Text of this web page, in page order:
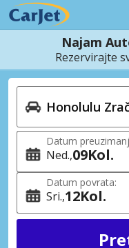
Najam
Rezervirajte
Datum
Ned. 09Kol.
Datum povrata:
Sri. 12Kol.